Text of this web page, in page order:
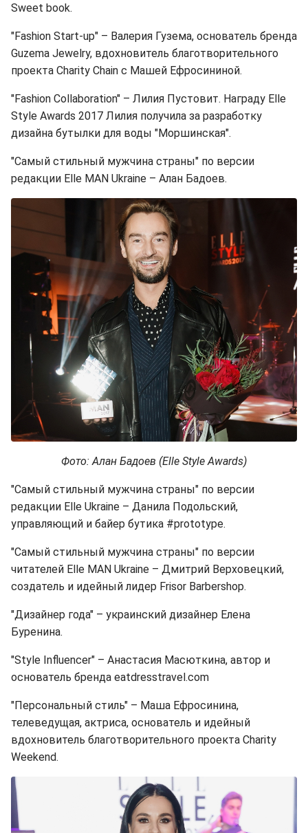
Sweet book.
"Fashion Start-up" – Валерия Гузема, основатель бренда
Guzema Jewelry, вдохновитель благотворительного
проекта Charity Chain с Машей Ефросининой.
"Fashion Collaboration" – Лилия Пустовит. Награду Elle
Style Awards 2017 Лилия получила за разработку
дизайна бутылки для воды "Моршинская".
"Самый стильный мужчина страны" по версии
редакции Elle MAN Ukraine – Алан Бадоев.
Фото: Алан Бадоев (Elle Style Awards)
"Самый стильный мужчина страны" по версии
редакции Elle Ukraine – Данила Подольский,
управляющий и байер бутика #prototype.
"Самый стильный мужчина страны" по версии
читателей Elle MAN Ukraine – Дмитрий Верховецкий,
создатель и идейный лидер Frisor Barbershop.
"Дизайнер года" – украинский дизайнер Елена
Буренина.
"Style Influencer" – Анастасия Масюткина, автор и
основатель бренда eatdresstravel.com
"Персональный стиль" – Маша Ефросинина,
телеведущая, актриса, основатель и идейный
вдохновитель благотворительного проекта Charity
Weekend.